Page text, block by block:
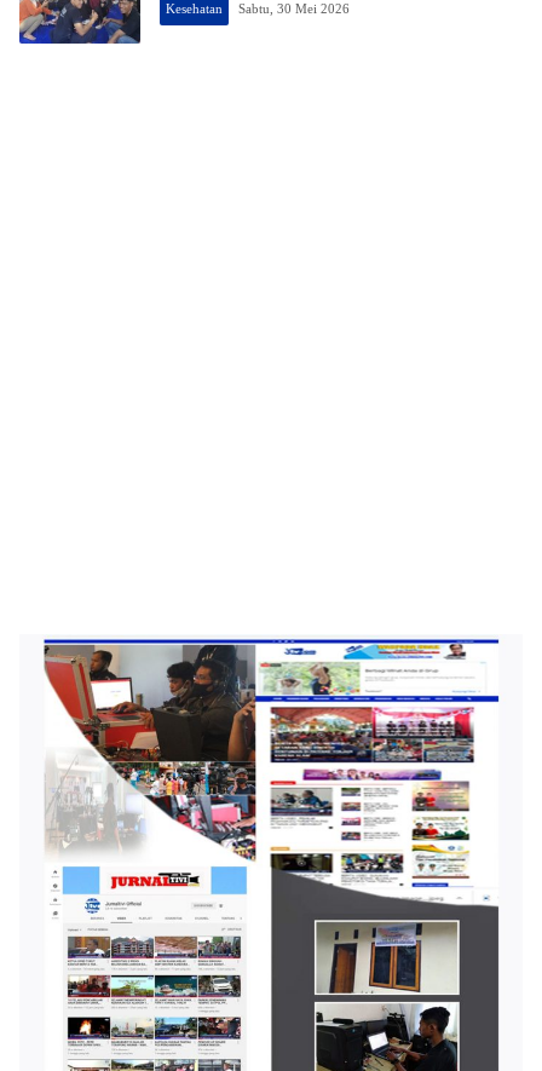
Kesehatan Sabtu, 30 Mei 2026